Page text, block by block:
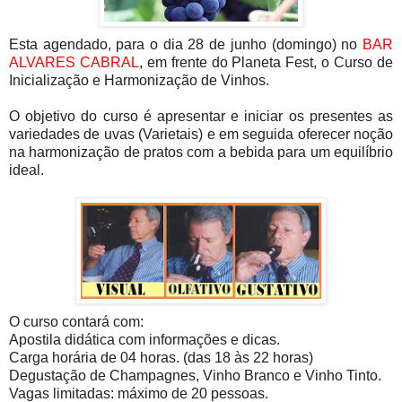
Esta agendado, para o dia 28 de junho (domingo) no BAR
ALVARES CABRAL, em frente do Planeta Fest, o Curso de
Inicialização e Harmonização de Vinhos.
O objetivo do curso é apresentar e iniciar os presentes as
variedades de uvas (Varietais) e em seguida oferecer noção
na harmonização de pratos com a bebida para um equilíbrio
ideal.
O curso contará com:
Apostila didática com informações e dicas.
Carga horária de 04 horas. (das 18 às 22 horas)
Degustação de Champagnes, Vinho Branco e Vinho Tinto.
Vagas limitadas: máximo de 20 pessoas.